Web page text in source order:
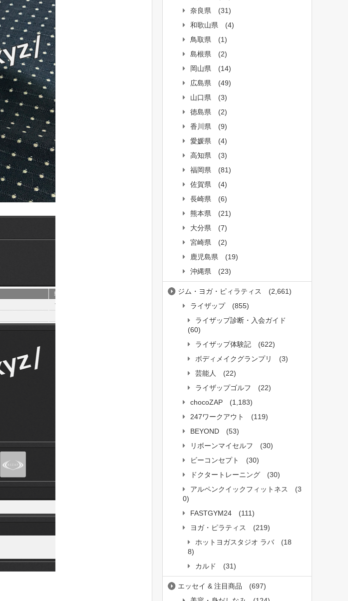
奈良県
(31)
和歌山県
(4)
鳥取県
(1)
島根県
(2)
岡山県
(14)
広島県
(49)
山口県
(3)
徳島県
(2)
香川県
(9)
愛媛県
(4)
高知県
(3)
福岡県
(81)
佐賀県
(4)
長崎県
(6)
熊本県
(21)
大分県
(7)
宮崎県
(2)
鹿児島県
(19)
沖縄県
(23)
ジム・ヨガ・ピィラティス
(2,661)
ライザップ
(855)
ライザップ診断・入会ガイド
(60)
ライザップ体験記
(622)
ボディメイクグランプリ
(3)
芸能人
(22)
ライザップゴルフ
(22)
chocoZAP
(1,183)
247ワークアウト
(119)
BEYOND
(53)
リボーンマイセルフ
(30)
ビーコンセプト
(30)
ドクタートレーニング
(30)
アルペンクイックフィットネス
(3
0)
FASTGYM24
(111)
ヨガ・ピラティス
(219)
ホットヨガスタジオ ラバ
(18
8)
カルド
(31)
エッセイ & 注目商品
(697)